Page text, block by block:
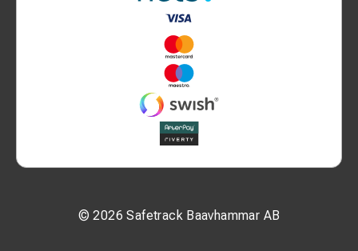
© 2026 Safetrack Baavhammar AB